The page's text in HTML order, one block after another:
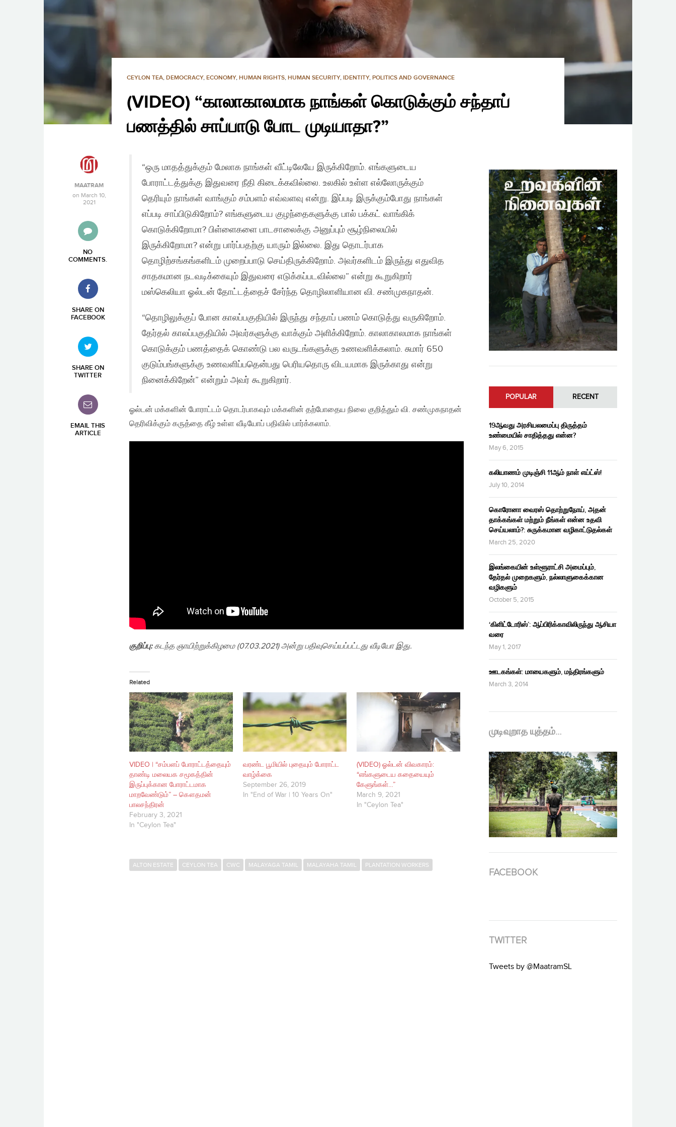
CEYLON TEA, DEMOCRACY, ECONOMY, HUMAN RIGHTS, HUMAN SECURITY, IDENTITY, POLITICS AND GOVERNANCE
(VIDEO) “காலாகாலமாக நாங்கள் கொடுக்கும் சந்தாப்
பணத்தில் சாப்பாடு போட முடியாதா?”
MAATRAM
on March 10,
2021
NO
COMMENTS.
SHARE ON
FACEBOOK
SHARE ON
TWITTER
EMAIL THIS
ARTICLE
“ஒரு மாதத்துக்கும் மேலாக நாங்கள் வீட்டிலேயே இருக்கிறோம். எங்களுடைய
போராட்டத்துக்கு இதுவரை நீதி கிடைக்கவில்லை. உலகில் உள்ள எல்லோருக்கும்
தெரியும் நாங்கள் வாங்கும் சம்பளம் எவ்வளவு என்று. இப்படி இருக்கும்போது நாங்கள்
எப்படி சாப்பிடுகிறோம்? எங்களுடைய குழந்தைகளுக்கு பால் பக்கட் வாங்கிக்
கொடுக்கிறோமா? பிள்ளைகளை பாடசாலைக்கு அனுப்பும் சூழ்நிலையில்
இருக்கிறோமா? என்று பார்ப்பதற்கு யாரும் இல்லை. இது தொடர்பாக
தொழிற்சங்கங்களிடம் முறைப்பாடு செய்திருக்கிறோம். அவர்களிடம் இருந்து எதுவித
சாதகமான நடவடிக்கையும் இதுவரை எடுக்கப்படவில்லை” என்று கூறுகிறார்
மஸ்கெலியா ஓல்டன் தோட்டத்தைச் சேர்ந்த தொழிலாளியான வி. சண்முகநாதன்.
“தொழிலுக்குப் போன காலப்பகுதியில் இருந்து சந்தாப் பணம் கொடுத்து வருகிறோம்.
தேர்தல் காலப்பகுதியில் அவர்களுக்கு வாக்கும் அளிக்கிறோம். காலாகாலமாக நாங்கள்
கொடுக்கும் பணத்தைக் கொண்டு பல வருடங்களுக்கு உணவளிக்கலாம். சுமார் 650
குடும்பங்களுக்கு உணவளிப்பதென்பது பெரியதொரு விடயமாக இருக்காது என்று
நினைக்கிறேன்” என்றும் அவர் கூறுகிறார்.
ஓல்டன் மக்களின் போராட்டம் தொடர்பாகவும் மக்களின் தற்போதைய நிலை குறித்தும் வி. சண்முகநாதன்
தெரிவிக்கும் கருத்தை கீழ் உள்ள வீடியோப் பதிவில் பார்க்கலாம்.
குறிப்பு:கடந்த ஞாயிற்றுக்கிழமை (07.03.2021) அன்று பதிவுசெய்யப்பட்டது வீடியோ இது.
Related
VIDEO | “சம்பளப் போராட்டத்தையும்
தாண்டி மலையக சமூகத்தின்
இருப்புக்கான போராட்டமாக
மாறவேண்டும்” – கௌதமன்
பாலசந்திரன்
February 3, 2021
In "Ceylon Tea"
வரண்ட பூமியில் புதையும் போராட்ட
வாழ்க்கை
September 26, 2019
In "End of War | 10 Years On"
(VIDEO) ஓல்டன் விவகாரம்:
“எங்களுடைய கதையையும்
கேளுங்கள்…”
March 9, 2021
In "Ceylon Tea"
ALTON ESTATE CEYLON TEA CWC MALAYAGA TAMIL MALAYAHA TAMIL PLANTATION WORKERS
POPULAR RECENT
19ஆவது அரசியலமைப்பு திருத்தம்
உண்மையில் சாதித்தது என்ன?
May 6, 2015
கலியாணம் முடிஞ்சி 11ஆம் நாள் எய்ட்ஸ்!
July 10, 2014
கொரோனா வைரஸ் தொற்றுநோய், அதன்
தாக்கங்கள் மற்றும் நீங்கள் என்ன உதவி
செய்யலாம்?: சுருக்கமான வழிகாட்டுதல்கள்
March 25, 2020
இலங்கையின் உள்ளூராட்சி அமைப்பும்,
தேர்தல் முறைகளும், நல்லாளுகைக்கான
வழிகளும்
October 5, 2015
‘கிளிட்டோரிஸ்’: ஆப்பிரிக்காவிலிருந்து ஆசியா
வரை
May 1, 2017
ஊடகங்கள்: மாயைகளும், மந்திரங்களும்
March 3, 2014
முடிவுறாத யுத்தம்…
FACEBOOK
TWITTER
Tweets by @MaatramSL